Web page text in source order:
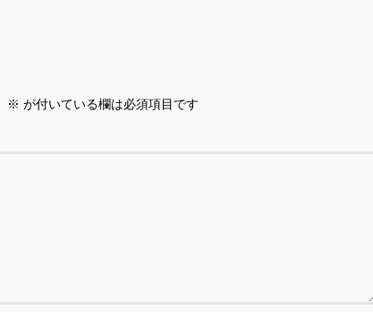
※ が付いている欄は必須項目です